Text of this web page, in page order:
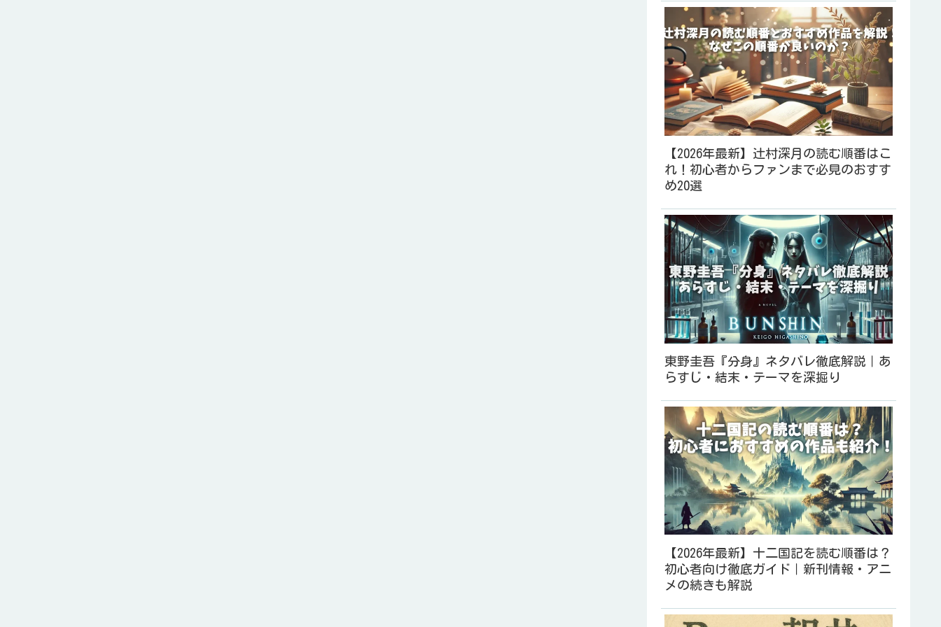
【2026年最新】辻村深月の読む順番はこ
れ！初心者からファンまで必見のおすす
め20選
東野圭吾『分身』ネタバレ徹底解説｜あ
らすじ・結末・テーマを深掘り
【2026年最新】十二国記を読む順番は？
初心者向け徹底ガイド｜新刊情報・アニ
メの続きも解説